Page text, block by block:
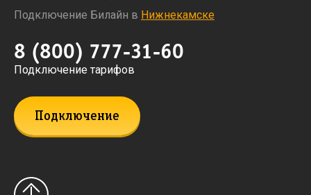
Подключение Билайн в Нижнекамске
8 (800) 777-31-60
Подключение тарифов
Подключение